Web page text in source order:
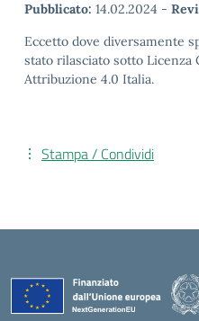
Pubblicato: 14.02.2024 -
Eccetto dove diversamente
stato rilasciato sotto Licenza
Attribuzione 4.0 Italia.
Stampa / Condividi